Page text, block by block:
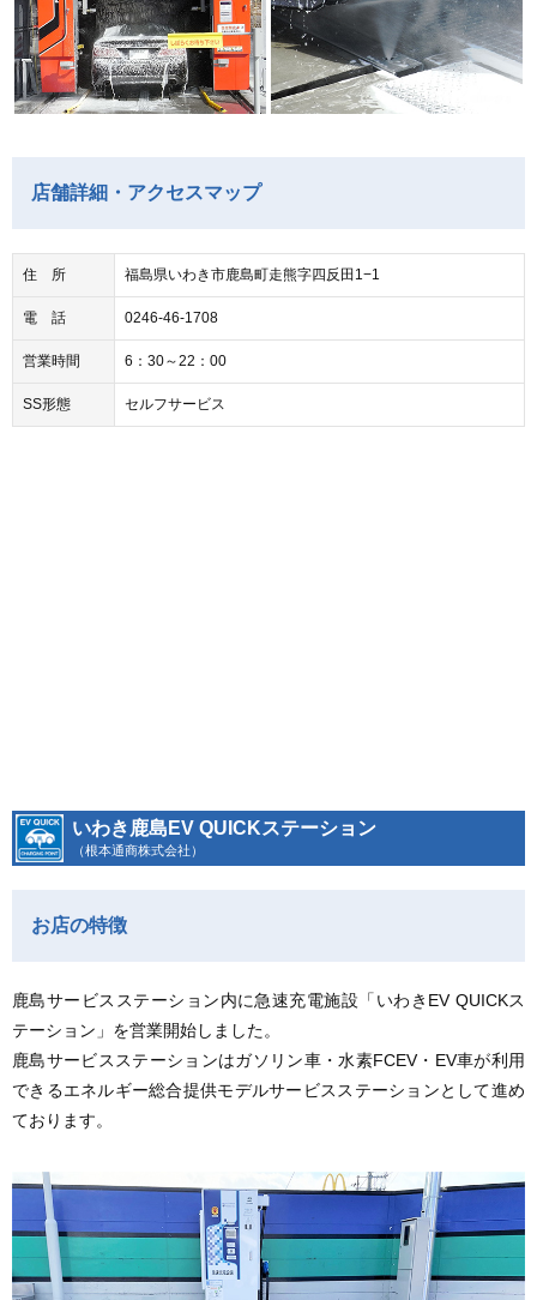
店舗詳細・アクセスマップ
住 所 福島県いわき市鹿島町走熊字四反田1−1
電 話 0246-46-1708
営業時間 6：30～22：00
SS形態 セルフサービス
いわき鹿島EV QUICKステーション
（根本通商株式会社）
お店の特徴
鹿島サービスステーション内に急速充電施設「いわきEV QUICKス
テーション」を営業開始しました。
鹿島サービスステーションはガソリン車・水素FCEV・EV車が利用
できるエネルギー総合提供モデルサービスステーションとして進め
ております。